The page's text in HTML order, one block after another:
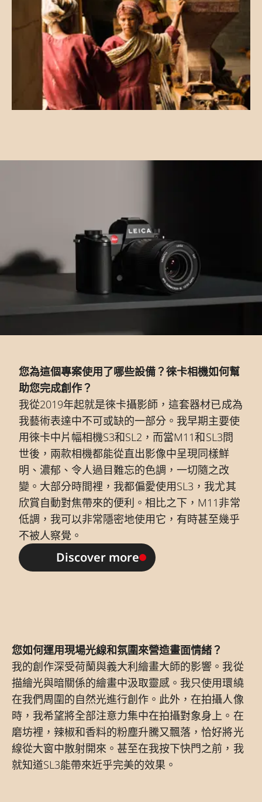
您為這個專案使用了哪些設備？徠卡相機如何幫
助您完成創作？
我從2019年起就是徠卡攝影師，這套器材已成為
我藝術表達中不可或缺的一部分。我早期主要使
用徠卡中片幅相機S3和SL2，而當M11和SL3問
世後，兩款相機都能從直出影像中呈現同樣鮮
明、濃郁、令人過目難忘的色調，一切隨之改
變。大部分時間裡，我都偏愛使用SL3，我尤其
欣賞自動對焦帶來的便利。相比之下，M11非常
低調，我可以非常隱密地使用它，有時甚至幾乎
不被人察覺。
Discover more
您如何運用現場光線和氛圍來營造畫面情緒？
我的創作深受荷蘭與義大利繪畫大師的影響。我從
描繪光與暗關係的繪畫中汲取靈感。我只使用環繞
在我們周圍的自然光進行創作。此外，在拍攝人像
時，我希望將全部注意力集中在拍攝對象身上。在
磨坊裡，辣椒和香料的粉塵升騰又飄落，恰好將光
線從大窗中散射開來。甚至在我按下快門之前，我
就知道SL3能帶來近乎完美的效果。